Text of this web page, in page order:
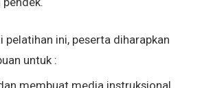
pelatihan ini, peserta diharapkan
untuk :
membuat media instruksional.